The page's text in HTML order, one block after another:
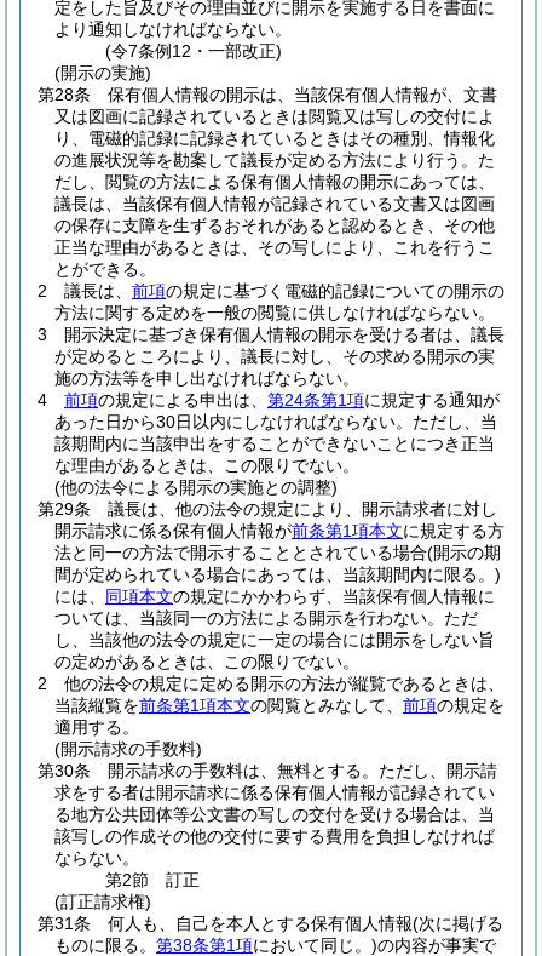
定をした旨及びその理由並びに開示を実施する日を書面に
より通知しなければならない。
(令7条例12・一部改正)
(開示の実施)
第28条
保有個人情報の開示は、当該保有個人情報が、文書
又は図画に記録されているときは閲覧又は写しの交付によ
り、電磁的記録に記録されているときはその種別、情報化
の進展状況等を勘案して議長が定める方法により行う。 た
だし、閲覧の方法による保有個人情報の開示にあっては、
議長は、当該保有個人情報が記録されている文書又は図画
の保存に支障を生ずるおそれがあると認めるとき、その他
正当な理由があるときは、その写しにより、これを行うこ
とができる。
2
議長は、 前項の規定に基づく電磁的記録についての開示の
方法に関する定めを一般の閲覧に供しなければならない。
3
開示決定に基づき保有個人情報の開示を受ける者は、議長
が定めるところにより、議長に対し、その求める開示の実
施の方法等を申し出なければならない。
4
前項の規定による申出は、 第24条第1項に規定する通知が
あった日から30日以内にしなければならない。 ただし、当
該期間内に当該申出をすることができないことにつき正当
な理由があるときは、この限りでない。
(他の法令による開示の実施との調整)
第29条
議長は、他の法令の規定により、開示請求者に対し
開示請求に係る保有個人情報が前条第1項本文に規定する方
法と同一の方法で開示することとされている場合(開示の期
間が定められている場合にあっては、当該期間内に限る。)
には、 同項本文の規定にかかわらず、当該保有個人情報に
ついては、当該同一の方法による開示を行わない。 ただ
し、当該他の法令の規定に一定の場合には開示をしない旨
の定めがあるときは、この限りでない。
2
他の法令の規定に定める開示の方法が縦覧であるときは、
当該縦覧を前条第1項本文の閲覧とみなして、 前項の規定を
適用する。
(開示請求の手数料)
第30条
開示請求の手数料は、無料とする。 ただし、開示請
求をする者は開示請求に係る保有個人情報が記録されてい
る地方公共団体等公文書の写しの交付を受ける場合は、当
該写しの作成その他の交付に要する費用を負担しなければ
ならない。
第2節
訂正
(訂正請求権)
第31条
何人も、自己を本人とする保有個人情報(次に掲げる
ものに限る。 第38条第1項において同じ。)の内容が事実で